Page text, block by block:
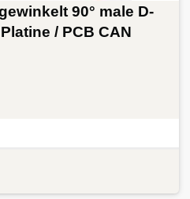
90° male D-
/ PCB CAN